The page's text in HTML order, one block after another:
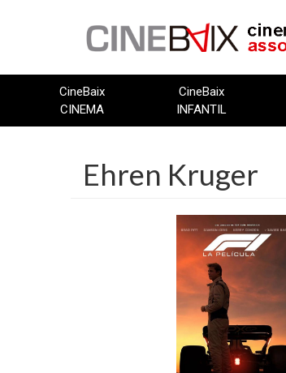
CineBaix
CINEMA
CineBaix
INFANTIL
Ehren Kruger